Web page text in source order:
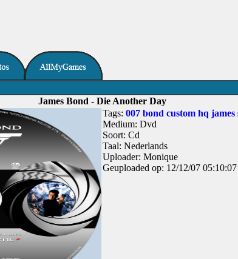
James Bond - Die Another Day
Tags: 007 bond custom hq james
Medium: Dvd
Soort: Cd
Taal: Nederlands
Uploader: Monique
Geuploaded op: 12/12/07 05:10:07